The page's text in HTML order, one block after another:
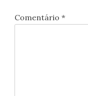
Comentário *